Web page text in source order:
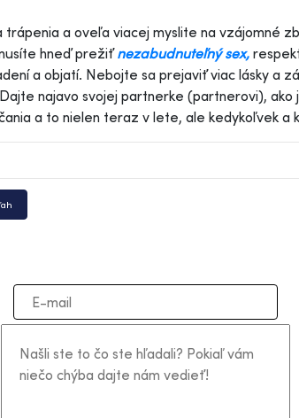
a oveľa viacej myslite na vzájomné
hneď prežiťnezabudnuteľný sex,
a objatí. Nebojte sa prejaviť viac lásky a
najavo svojej partnerke (partnerovi), ako
a to nielen teraz v lete, ale kedykoľvek a